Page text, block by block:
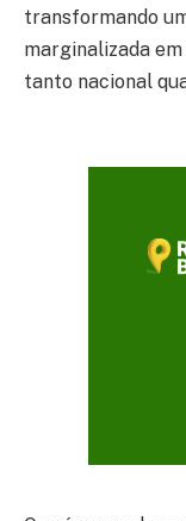
transformando
marginalizada
tanto nacional